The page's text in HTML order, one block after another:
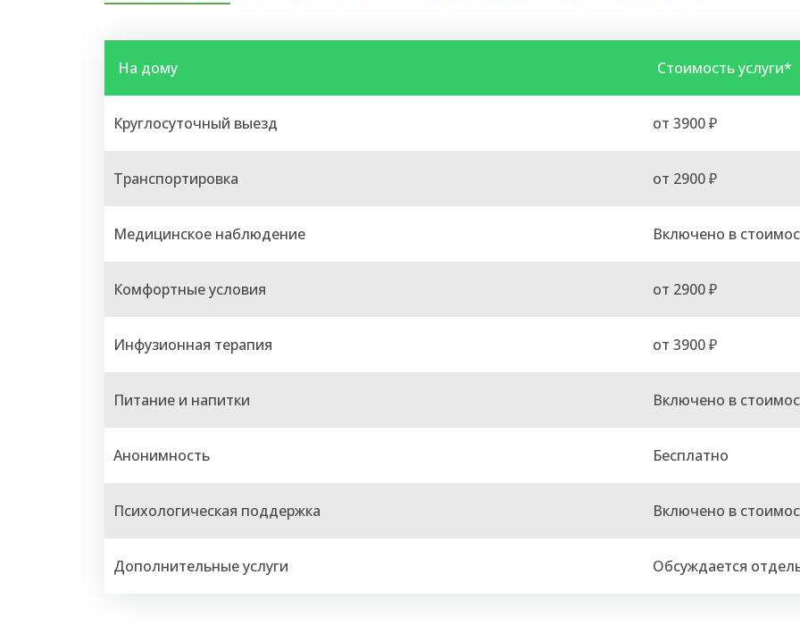
На дому Стоимость услуги*
Круглосуточный выезд от 3900 ₽
Транспортировка от 2900 ₽
Медицинское наблюдение Включено в
Комфортные условия от 2900 ₽
Инфузионная терапия от 3900 ₽
Питание и напитки Включено в
Анонимность Бесплатно
Психологическая поддержка Включено в
Дополнительные услуги Обсуждается